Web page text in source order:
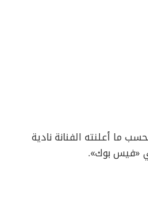
ما أعلنته الفنانة نادية
«فيس بوك».